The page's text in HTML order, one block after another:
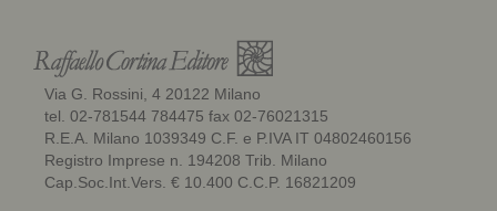
Via G. Rossini, 4 20122 Milano
tel. 02-781544 784475 fax 02-76021315
R.E.A. Milano 1039349 C.F. e P.IVA IT 04802460156
Registro Imprese n. 194208 Trib. Milano
Cap.Soc.Int.Vers. € 10.400 C.C.P. 16821209